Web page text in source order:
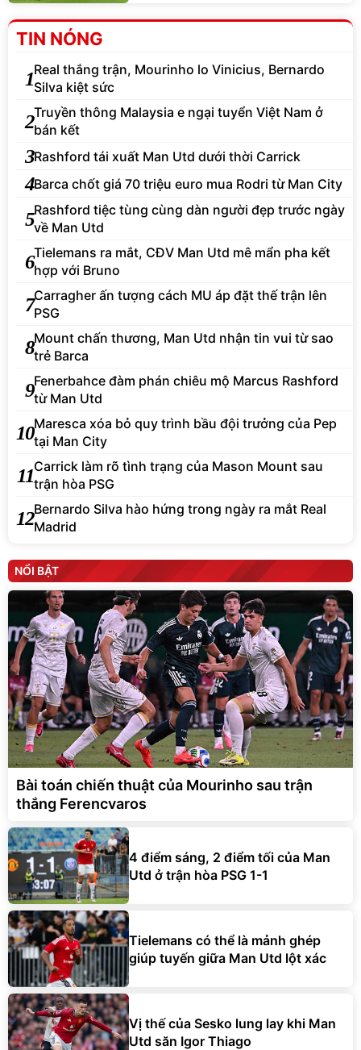
TIN NÓNG
1Real thắng trận, Mourinho lo Vinicius, Bernardo
Silva kiệt sức
2Truyền thông Malaysia e ngại tuyển Việt Nam ở
bán kết
3Rashford tái xuất Man Utd dưới thời Carrick
4Barca chốt giá 70 triệu euro mua Rodri từ Man City
5Rashford tiệc tùng cùng dàn người đẹp trước ngày
về Man Utd
6Tielemans ra mắt, CĐV Man Utd mê mẩn pha kết
hợp với Bruno
7Carragher ấn tượng cách MU áp đặt thế trận lên
PSG
8Mount chấn thương, Man Utd nhận tin vui từ sao
trẻ Barca
9Fenerbahce đàm phán chiêu mộ Marcus Rashford
từ Man Utd
10Maresca xóa bỏ quy trình bầu đội trưởng của Pep
tại Man City
11Carrick làm rõ tình trạng của Mason Mount sau
trận hòa PSG
12Bernardo Silva hào hứng trong ngày ra mắt Real
Madrid
NỔI BẬT
Bài toán chiến thuật của Mourinho sau trận
thắng Ferencvaros
4 điểm sáng, 2 điểm tối của Man
Utd ở trận hòa PSG 1-1
Tielemans có thể là mảnh ghép
giúp tuyến giữa Man Utd lột xác
Vị thế của Sesko lung lay khi Man
Utd săn Igor Thiago